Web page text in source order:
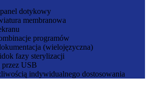
dotykowy
membranowa
programów
(wielojęzyczna)
fazy sterylizacji
przez USB
indywidualnego dostosowania